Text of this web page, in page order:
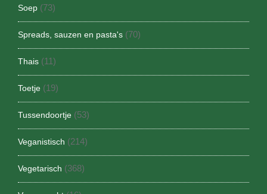
Soep (73)
Spreads, sauzen en pasta's (70)
Thais (11)
Toetje (19)
Tussendoortje (53)
Veganistisch (214)
Vegetarisch (368)